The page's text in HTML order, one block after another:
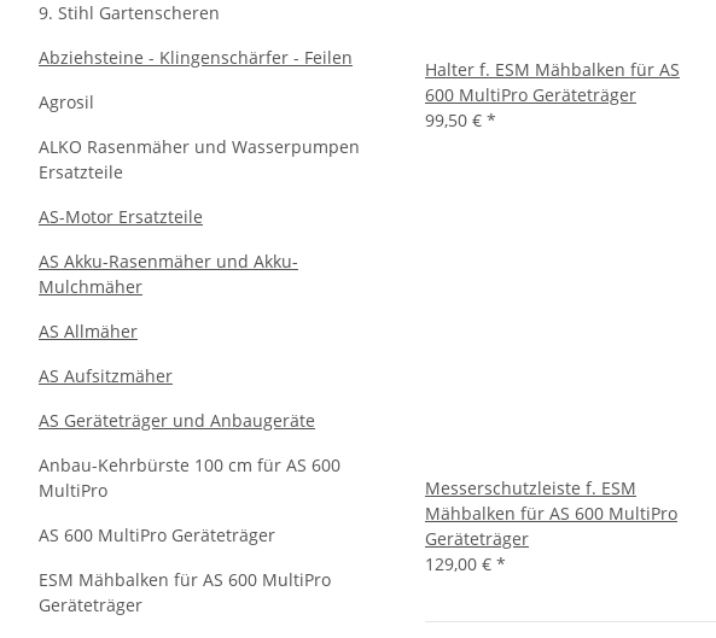
Halter f. ESM Mähbalken für AS
600 MultiPro Geräteträger
99,50 € *
Messerschutzleiste f. ESM
Mähbalken für AS 600 MultiPro
Geräteträger
129,00 € *
9. Stihl Gartenscheren
Abziehsteine - Klingenschärfer - Feilen
Agrosil
ALKO Rasenmäher und Wasserpumpen
Ersatzteile
AS-Motor Ersatzteile
AS Akku-Rasenmäher und Akku-
Mulchmäher
AS Allmäher
AS Aufsitzmäher
AS Geräteträger und Anbaugeräte
Anbau-Kehrbürste 100 cm für AS 600
MultiPro
AS 600 MultiPro Geräteträger
ESM Mähbalken für AS 600 MultiPro
Geräteträger